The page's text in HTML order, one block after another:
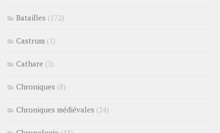
Batailles (172)
Castrum (1)
Cathare (3)
Chroniques (8)
Chroniques médiévales (24)